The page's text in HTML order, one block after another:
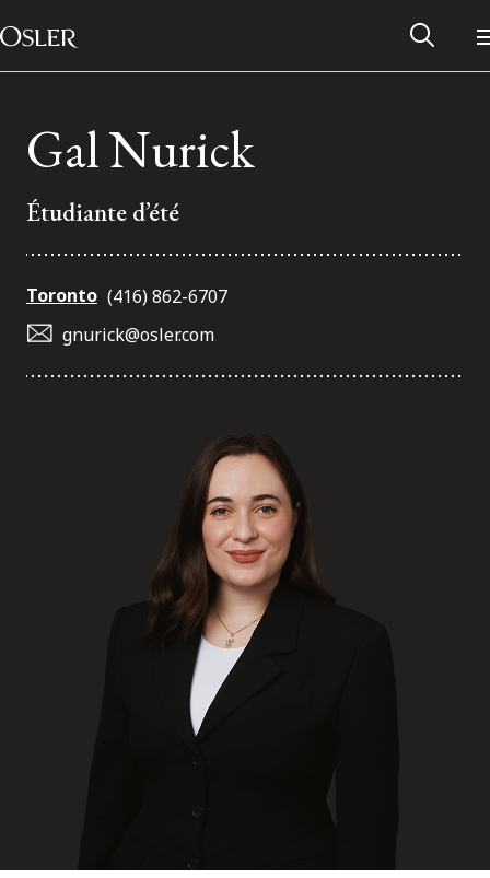
Passer au contenu
Main Navigation
S’abonner aux articles Osler
Gal Nurick
Étudiante d’été
Toronto (416) 862-6707
gnurick@osler.com